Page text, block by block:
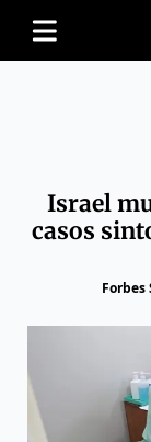
Israel
casos
Forbes